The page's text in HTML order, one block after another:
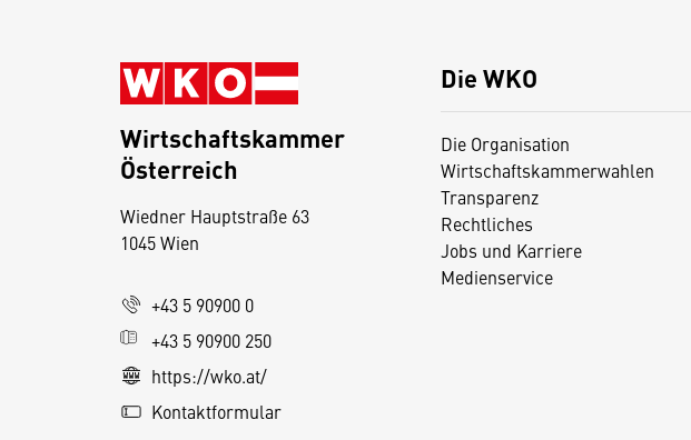
Die WKO
Die Organisation
Wirtschaftskammerwahlen
Transparenz
Rechtliches
Jobs und Karriere
Medienservice
Wirtschaftskammer
Österreich
Wiedner Hauptstraße 63
1045 Wien
+43 5 90900 0
+43 5 90900 250
https://wko.at/
Kontaktformular